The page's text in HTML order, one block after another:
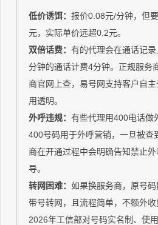
低价诱饵：报价0.08元/分钟，但
元，实际单价远超0.2元。
双倍话费：有的代理会在通话记
分钟的通话计费4分钟。正规服务
商官网上查，易号网支持客户自
用透明。
外呼违规：有些代理用400电话做
400号码用于外呼营销，一旦被查
商在开通过程中会明确告知禁止
导。
转网困难：如果换服务商，原号
带号转网，且流程简单，不额外收
2026年工信部对号码实名制、使